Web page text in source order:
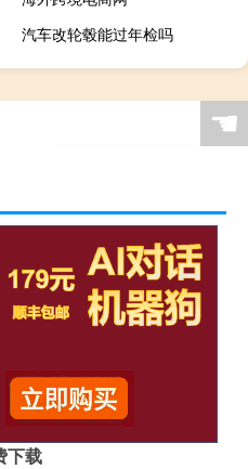
汽车改轮毂能过年检吗
☚
下载